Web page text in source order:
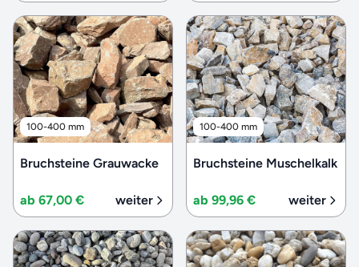
100-400 mm
Bruchsteine Grauwacke
ab 67,00 € weiter
100-400 mm
Bruchsteine Muschelkalk
ab 99,96 € weiter